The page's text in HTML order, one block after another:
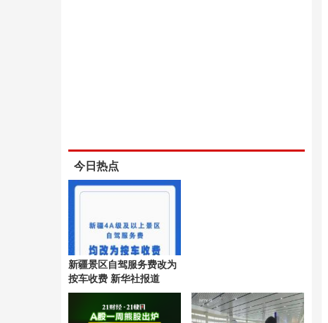
今日热点
新疆景区自驾服务费改为
按车收费 新华社报道